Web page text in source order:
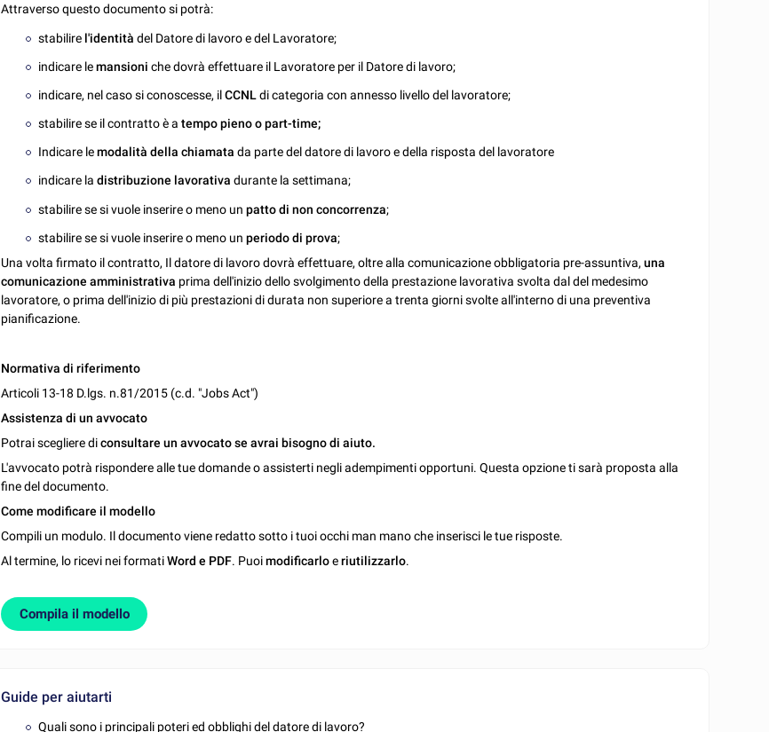
Attraverso questo documento si potrà:
stabilire l'identità del Datore di lavoro e del Lavoratore;
indicare lemansioni che dovrà effettuare il Lavoratore per il Datore di lavoro;
indicare, nel caso si conoscesse, ilCCNLdi categoria con annesso livello del lavoratore;
stabilire se il contratto è atempo pieno o part-time;
Indicare lemodalità della chiamatada parte del datore di lavoro e della risposta del lavoratore
indicare ladistribuzione lavorativa durante la settimana;
stabilire se si vuole inserire o meno un patto di non concorrenza;
stabilire se si vuole inserire o meno unperiodo di prova;
Una volta firmato il contratto, Il datore di lavoro dovrà effettuare, oltre alla comunicazione obbligatoria pre-assuntiva,una
comunicazione amministrativa prima dell'inizio dello svolgimento della prestazione lavorativa svolta dal del medesimo
lavoratore, o prima dell'inizio di più prestazioni di durata non superiore a trenta giorni svolte all'interno di una preventiva
pianificazione.
Normativa di riferimento
Articoli 13-18 D.lgs. n.81/2015 (c.d. "Jobs Act")
Assistenza di un avvocato
Potrai scegliere diconsultare un avvocato se avrai bisogno di aiuto.
L'avvocato potrà rispondere alle tue domande o assisterti negli adempimenti opportuni. Questa opzione ti sarà proposta alla
fine del documento.
Come modificare il modello
Compili un modulo. Il documento viene redatto sotto i tuoi occhi man mano che inserisci le tue risposte.
Al termine, lo ricevi nei formatiWord e PDF. Puoimodificarloeriutilizzarlo.
Compila il modello
Guide per aiutarti
Quali sono i principali poteri ed obblighi del datore di lavoro?